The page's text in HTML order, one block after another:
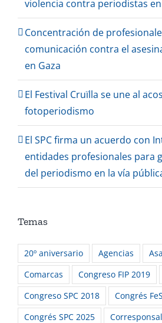
violencia contra periodistas
Concentración de
comunicación contra el
en Gaza
El Festival Cruïlla se une al
fotoperiodismo
El SPC firma un acuerdo con
entidades profesionales para
del periodismo en la vía
Temas
20º aniversario Agencias
Comarcas
Congreso FIP 2019
Congreso SPC 2018
Congrés
Congrés SPC 2025